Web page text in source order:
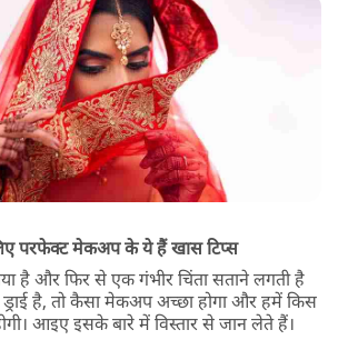
परफेक्ट मेकअप के ये हैं खास टिप्स
है और फिर से एक गंभीर चिंता सताने लगती है
है, तो कैसा मेकअप अच्छा होगा और हमें किस
आइए इसके बारे में विस्तार से जान लेते हैं।